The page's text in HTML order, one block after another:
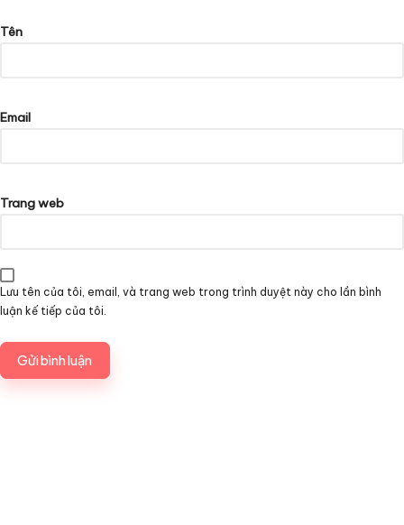
Tên
Email
Trang web
Lưu tên của tôi, email, và trang web trong trình duyệt này cho lần bình
luận kế tiếp của tôi.